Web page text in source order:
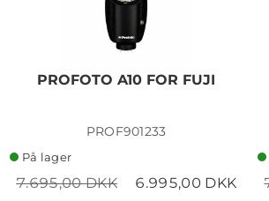
PROFOTO A10 FOR FUJI
PROF901233
På lager
7.695,00 DKK 6.995,00 DKK